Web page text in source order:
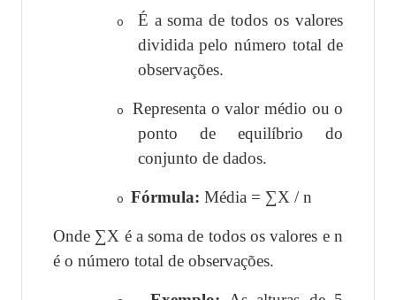
o
É a soma de todos os valores
dividida pelo número total de
observações.
o
Representa o valor médio ou o
ponto de equilíbrio do
conjunto de dados.
o Fórmula: Média = ∑X / n
Onde ∑X é a soma de todos os valores e n
é o número total de observações.